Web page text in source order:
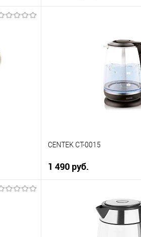
CENTEK CT-0015
1 490 руб.
Купить в 1 клик